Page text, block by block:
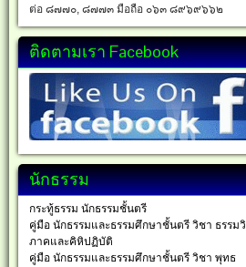
ต่อ ๘๗๗๐, ๘๗๗๓ มือถือ ๐๖๓ ๘๙๖๙๖๖๒
ติดตามเรา Facebook
นักธรรม
กระทู้ธรรม นักธรรมชั้นตรี
คู่มือ นักธรรมและธรรมศึกษาชั้นตรี วิชา ธรรมวิ
ภาคและคิหิปฏิบัติ
คู่มือ นักธรรมและธรรมศึกษาชั้นตรี วิชา พุทธ